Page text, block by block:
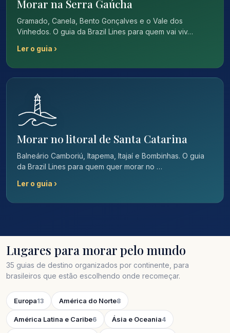
Morar na Serra Gaúcha
Gramado, Canela, Bento Gonçalves e o Vale dos
Vinhedos. O guia da Brazil Lines para quem vai viv…
Ler o guia ›
Morar no litoral de Santa Catarina
Balneário Camboriú, Itapema, Itajaí e Bombinhas. O guia
da Brazil Lines para quem quer morar no …
Ler o guia ›
Lugares para morar pelo mundo
35 guias de destino organizados por continente, para
brasileiros que estão escolhendo onde recomeçar.
Europa13 América do Norte8
América Latina e Caribe6 Ásia e Oceania4